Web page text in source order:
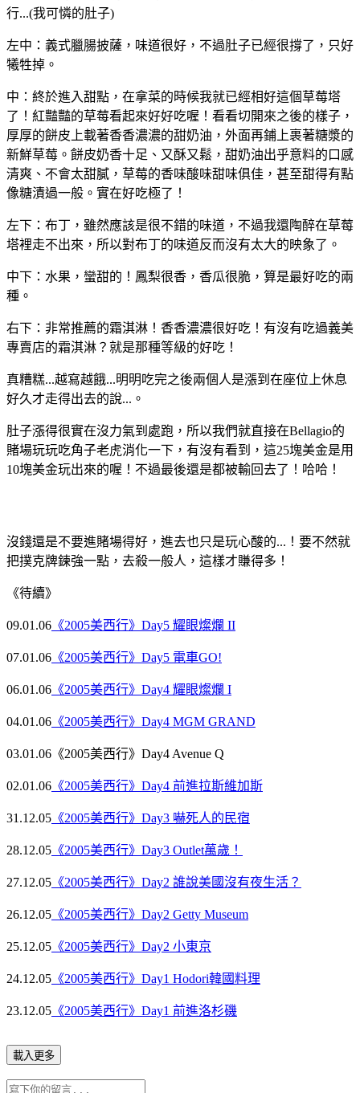
行...(我可憐的肚子)
左中：義式臘腸披薩，味道很好，不過肚子已經很撐了，只好
犧牲掉。
中：終於進入甜點，在拿菜的時候我就已經相好這個草莓塔
了！紅豔豔的草莓看起來好好吃喔！看看切開來之後的樣子，
厚厚的餅皮上載著香香濃濃的甜奶油，外面再鋪上裹著糖漿的
新鮮草莓。餅皮奶香十足、又酥又鬆，甜奶油出乎意料的口感
清爽、不會太甜膩，草莓的香味酸味甜味俱佳，甚至甜得有點
像糖漬過一般。實在好吃極了！
左下：布丁，雖然應該是很不錯的味道，不過我還陶醉在草莓
塔裡走不出來，所以對布丁的味道反而沒有太大的映象了。
中下：水果，蠻甜的！鳳梨很香，香瓜很脆，算是最好吃的兩
種。
右下：非常推薦的霜淇淋！香香濃濃很好吃！有沒有吃過義美
專賣店的霜淇淋？就是那種等級的好吃！
真糟糕...越寫越餓...明明吃完之後兩個人是漲到在座位上休息
好久才走得出去的說...。
肚子漲得很實在沒力氣到處跑，所以我們就直接在Bellagio的
賭場玩玩吃角子老虎消化一下，有沒有看到，這25塊美金是用
10塊美金玩出來的喔！不過最後還是都被輸回去了！哈哈！
沒錢還是不要進賭場得好，進去也只是玩心酸的...！要不然就
把撲克牌鍊強一點，去殺一般人，這樣才賺得多！
《待續》
09.01.06 《2005美西行》Day5 耀眼燦爛 II
07.01.06 《2005美西行》Day5 電車GO!
06.01.06 《2005美西行》Day4 耀眼燦爛 I
04.01.06 《2005美西行》Day4 MGM GRAND
03.01.06 《2005美西行》Day4 Avenue Q
02.01.06 《2005美西行》Day4 前進拉斯維加斯
31.12.05 《2005美西行》Day3 嚇死人的民宿
28.12.05 《2005美西行》Day3 Outlet萬歲！
27.12.05 《2005美西行》Day2 誰說美國沒有夜生活？
26.12.05 《2005美西行》Day2 Getty Museum
25.12.05 《2005美西行》Day2 小東京
24.12.05 《2005美西行》Day1 Hodori韓國料理
23.12.05 《2005美西行》Day1 前進洛杉磯
載入更多